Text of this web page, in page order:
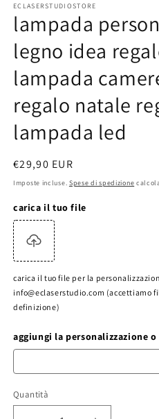
ECLASERSTUDIOSTORE
lampada
legno idea
lampada
regalo natale
lampada led
Prezzo
di
€29,90 EUR
Imposte incluse. Spese di spedizione
carica il tuo file
carica il tuo file per la
info@eclaserstudio.com (accettiamo
definizione)
aggiungi la personalizzazione
Quantità